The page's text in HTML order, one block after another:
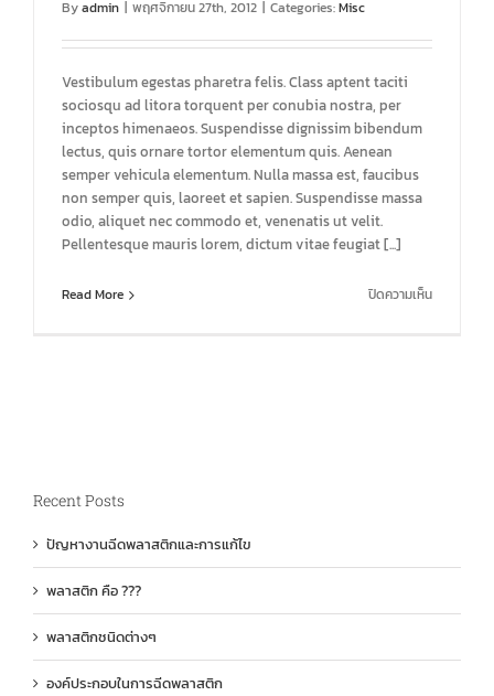
Byadmin พฤศจิกายน 27th, 2012 Categories:Misc
Vestibulum egestas pharetra felis. Class aptent taciti
sociosqu ad litora torquent per conubia nostra, per
inceptos himenaeos. Suspendisse dignissim bibendum
lectus, quis ornare tortor elementum quis. Aenean
semper vehicula elementum. Nulla massa est, faucibus
non semper quis, laoreet et sapien. Suspendisse massa
odio, aliquet nec commodo et, venenatis ut velit.
Pellentesque mauris lorem, dictum vitae feugiat [...]
Read More ปิดความเห็นบน
Recent Posts
ปัญหางานฉีดพลาสติกและการแก้ไข
พลาสติก คือ ???
พลาสติกชนิดต่างๆ
องค์ประกอบในการฉีดพลาสติก